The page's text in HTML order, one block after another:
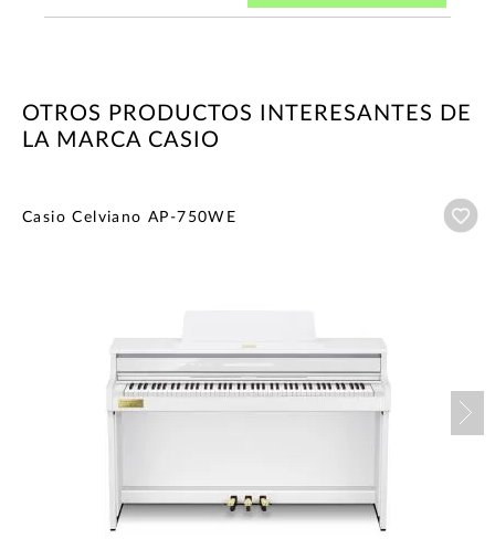
OTROS PRODUCTOS INTERESANTES DE
LA MARCA CASIO
Casio Celviano AP-750WE